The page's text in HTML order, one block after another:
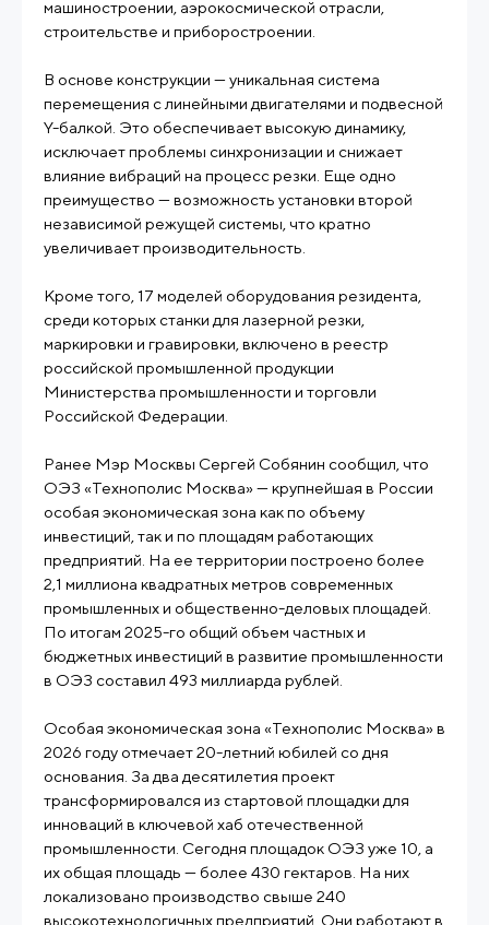
машиностроении, аэрокосмической отрасли,
строительстве и приборостроении.
В основе конструкции — уникальная система
перемещения с линейными двигателями и подвесной
Y-балкой. Это обеспечивает высокую динамику,
исключает проблемы синхронизации и снижает
влияние вибраций на процесс резки. Еще одно
преимущество — возможность установки второй
независимой режущей системы, что кратно
увеличивает производительность.
Кроме того, 17 моделей оборудования резидента,
среди которых станки для лазерной резки,
маркировки и гравировки, включено в реестр
российской промышленной продукции
Министерства промышленности и торговли
Российской Федерации.
Ранее Мэр Москвы Сергей Собянин сообщил, что
ОЭЗ «Технополис Москва» — крупнейшая в России
особая экономическая зона как по объему
инвестиций, так и по площадям работающих
предприятий. На ее территории построено более
2,1 миллиона квадратных метров современных
промышленных и общественно-деловых площадей.
По итогам 2025-го общий объем частных и
бюджетных инвестиций в развитие промышленности
в ОЭЗ составил 493 миллиарда рублей.
Особая экономическая зона «Технополис Москва» в
2026 году отмечает 20-летний юбилей со дня
основания. За два десятилетия проект
трансформировался из стартовой площадки для
инноваций в ключевой хаб отечественной
промышленности. Сегодня площадок ОЭЗ уже 10, а
их общая площадь — более 430 гектаров. На них
локализовано производство свыше 240
высокотехнологичных предприятий. Они работают в